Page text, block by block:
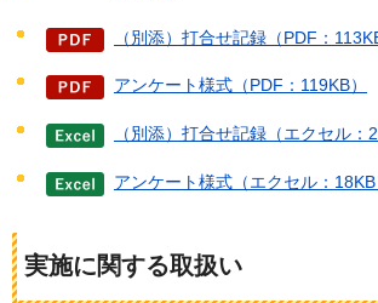
（別添）打合せ記録（PDF：
アンケート様式（PDF：119KB）
（別添）打合せ記録（エクセル：
アンケート様式（エクセル：18KB
実施に関する取扱い